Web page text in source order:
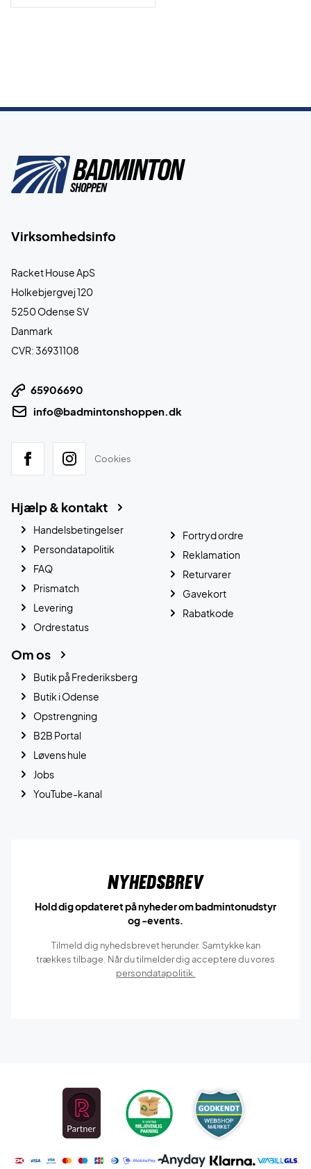
Virksomhedsinfo
Racket House ApS
Holkebjergvej 120
5250 Odense SV
Danmark
CVR: 36931108
65906690
info@badmintonshoppen.dk
Cookies
Hjælp & kontakt
Handelsbetingelser
Persondatapolitik
FAQ
Prismatch
Levering
Ordrestatus
Fortryd ordre
Reklamation
Returvarer
Gavekort
Rabatkode
Om os
Butik på Frederiksberg
Butik i Odense
Opstrengning
B2B Portal
Løvens hule
Jobs
YouTube-kanal
Nyhedsbrev
Hold dig opdateret på nyheder om badmintonudstyr
og -events.
Tilmeld dig nyhedsbrevet herunder. Samtykke kan
trækkes tilbage. Når du tilmelder dig acceptere du vores
persondatapolitik.